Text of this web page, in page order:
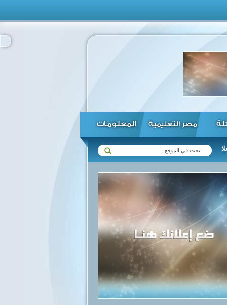
مصر التعليمية المعلومات
الرئيس السيسي يؤكد استعداد مصر زيمبابوي في مختلف المجالات ...